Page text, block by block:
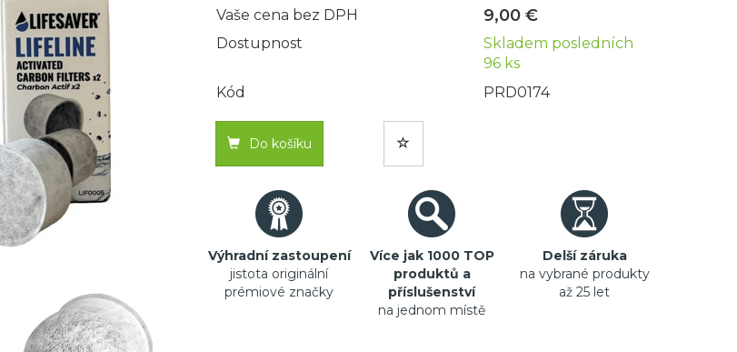
Vaše cena bez DPH 9,00 €
Dostupnost
Skladem posledních
96 ks
Kód
PRD0174
Do košíku
Výhradní zastoupení
jistota originální
prémiové značky
Více jak 1000 TOP
produktů a
příslušenství
na jednom místě
Delší záruka
na vybrané produkty
až 25 let